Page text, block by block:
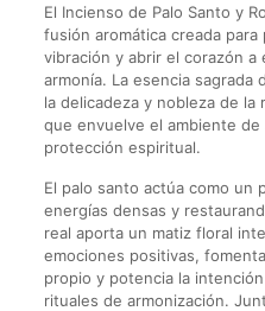
El Incienso de Palo Santo y
fusión aromática creada
vibración y abrir el corazón a
armonía. La esencia sagrada
la delicadeza y nobleza de la
que envuelve el ambiente
protección espiritual.
El palo santo actúa como un
energías densas y
real aporta un matiz floral
emociones positivas,
propio y potencia la
rituales de armonización.